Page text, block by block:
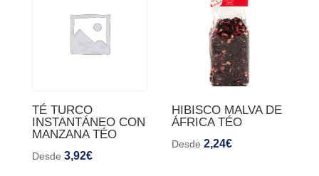
TÉ TURCO
INSTANTÁNEO CON
MANZANA TÉO
Desde 3,92€
HIBISCO MALVA DE
ÁFRICA TÉO
Desde2,24€